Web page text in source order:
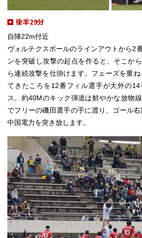
後半29分
自陣22m付近
ヴォルテクスボールのラインアウトから2
ンを突破し攻撃の起点を作ると、そこか
ら連続攻撃を仕掛けます。フェーズを重
てきたころを12番フィル選手が大外の
ス。約40Mのキック弾道は鮮やかな放物
でフリーの磯田選手の手に渡り、ゴール右
中国電力を突き放します。